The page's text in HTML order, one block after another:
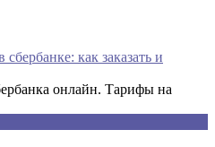
как заказать и
онлайн. Тарифы на